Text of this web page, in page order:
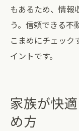
もあるため、情報
う。信頼できる不
こまめにチェック
イントです。
家族が快
め方